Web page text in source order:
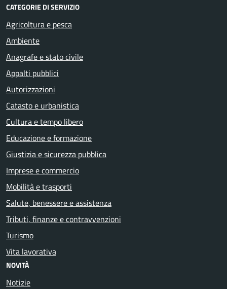
CATEGORIE DI SERVIZIO
Agricoltura e pesca
Ambiente
Anagrafe e stato civile
Appalti pubblici
Autorizzazioni
Catasto e urbanistica
Cultura e tempo libero
Educazione e formazione
Giustizia e sicurezza pubblica
Imprese e commercio
Mobilità e trasporti
Salute, benessere e assistenza
Tributi, finanze e contravvenzioni
Turismo
Vita lavorativa
NOVITÀ
Notizie